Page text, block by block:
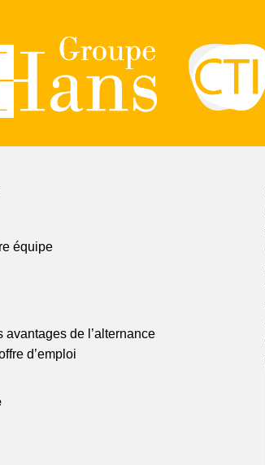
équipe
avantages de l’alternance
d’emploi